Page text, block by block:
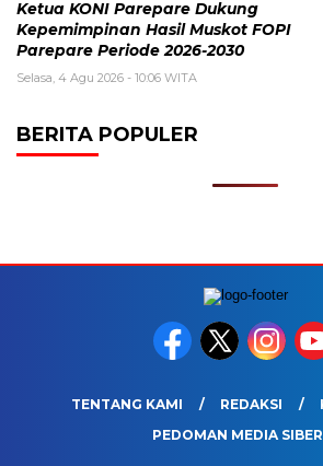
Ketua KONI Parepare Dukung
Kepemimpinan Hasil Muskot FOPI
Parepare Periode 2026-2030
Selasa, 4 Agu 2026 - 10:06 WITA
BERITA POPULER
TENTANG KAMI REDAKSI
PEDOMAN MEDIA SIBER